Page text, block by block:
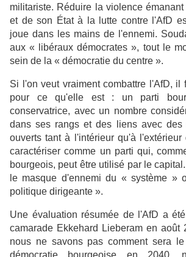
militariste. Réduire la violence
et de son État à la lutte contre l'AfD
joue dans les mains de l'ennemi.
aux « libéraux démocrates », tout le
sein de la « démocratie du centre ».
Si l'on veut vraiment combattre l'AfD, il
pour ce qu'elle est : un parti
conservatrice, avec un nombre
dans ses rangs et des liens avec des
ouverts tant à l'intérieur qu'à
caractériser comme un parti qui,
bourgeois, peut être utilisé par le
le masque d'ennemi du « système »
politique dirigeante ».
Une évaluation résumée de l'AfD a
camarade Ekkehard Lieberam en août
nous ne savons pas comment sera